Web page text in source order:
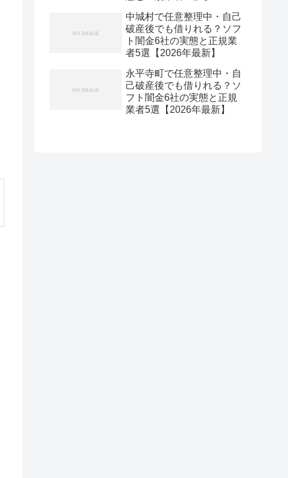
中城村で任意整理中・自己
破産後でも借りれる？ソフ
ト闇金6社の実態と正規業
者5選【2026年最新】
永平寺町で任意整理中・自
己破産後でも借りれる？ソ
フト闇金6社の実態と正規
業者5選【2026年最新】